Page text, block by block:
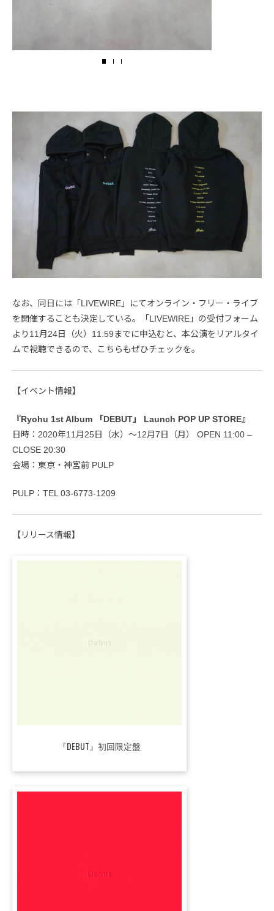
なお、同日には「LIVEWIRE」にてオンライン・フリー・ライブ
を開催することも決定している。「LIVEWIRE」の受付フォーム
より11月24日（火）11:59までに申込むと、本公演をリアルタイ
ムで視聴できるので、こちらもぜひチェックを。
【イベント情報】
『Ryohu 1st Album 「DEBUT」 Launch POP UP STORE』
日時：2020年11月25日（水）～12月7日（月） OPEN 11:00 –
CLOSE 20:30
会場：東京・神宮前 PULP
PULP：TEL 03-6773-1209
【リリース情報】
『DEBUT』初回限定盤